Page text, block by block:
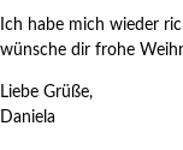
Ich habe mich wieder
wünsche dir frohe
Liebe Grüße,
Daniela